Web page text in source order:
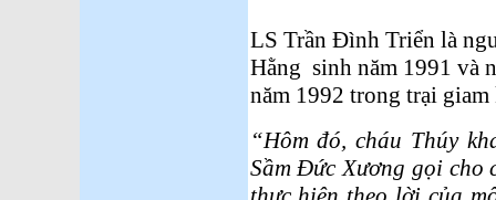
LS Trần Đình Triển là
Hằng sinh năm 1991 và
năm 1992 trong trại giam
“Hôm đó, cháu Thúy
Sầm Đức Xương gọi cho